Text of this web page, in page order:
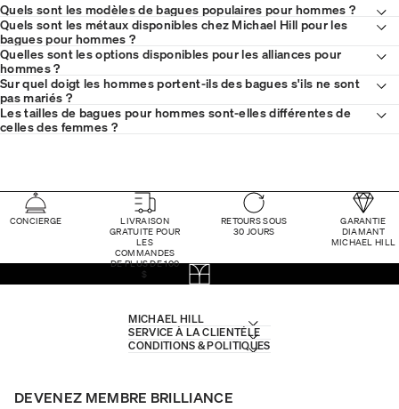
Quels sont les modèles de bagues populaires pour hommes ?
Quels sont les métaux disponibles chez Michael Hill pour les
bagues pour hommes ?
Quelles sont les options disponibles pour les alliances pour
hommes ?
Sur quel doigt les hommes portent-ils des bagues s'ils ne sont
pas mariés ?
Les tailles de bagues pour hommes sont-elles différentes de
celles des femmes ?
CONCIERGE
LIVRAISON
GRATUITE POUR
LES
COMMANDES
DE PLUS DE 100
$
RETOURS SOUS
30 JOURS
GARANTIE
DIAMANT
MICHAEL HILL
MICHAEL HILL
SERVICE À LA CLIENTÈLE
CONDITIONS & POLITIQUES
DEVENEZ MEMBRE BRILLIANCE